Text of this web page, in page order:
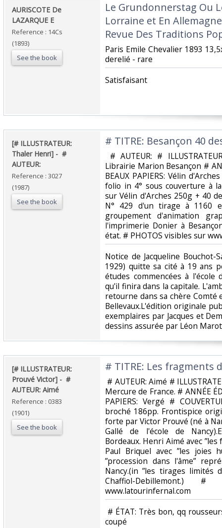
‎AURISCOTE De
LAZARQUE E‎
Reference : 14Cs
(1893)
See the book
‎Le Grundonnerstag Ou
Lorraine et En
Revue Des Traditions
‎Paris Emile Chevalier 1893
derelié - rare‎
‎Satisfaisant ‎
‎[# ILLUSTRATEUR:
Thaler Henri] - ‎ ‎#
AUTEUR: ‎
Reference : 3027
(1987)
See the book
‎# TITRE: Besançon 40
# AUTEUR: #
Librairie Marion Besançon #
BEAUX PAPIERS: Vélin
folio in 4° sous couverture à
sur Vélin d'Arches 250g + 40
N° 429 d'un tirage à 1160
groupement d'animation
l'imprimerie Donier à
état. # PHOTOS visibles sur
‎Notice de Jacqueline Bouchot-
1929) quitte sa cité à 19 ans
études commencées à l'école
qu'il finira dans la capitale.
retourne dans sa chère Comté
Bellevaux.L'édition originale
exemplaires par Jacques et
dessins assurée par Léon
‎[# ILLUSTRATEUR:
Prouvé Victor] - ‎ ‎#
AUTEUR: Aimé‎
Reference : 0383
(1901)
See the book
‎# TITRE: Les fragments
# AUTEUR: Aimé #
Mercure de France. # ANNÉE
PAPIERS: Vergé #
broché 186pp. Frontispice
forte par Victor Prouvé (né à
Gallé de l'école de
Bordeaux. Henri Aimé avec
Paul Briquel avec ”les joies
”procession dans l'âme”
Nancy.(in ”les tirages limités
Chaffiol-Debillemont.)
www.latourinfernal.com‎
# ÉTAT: Très bon, qq
coupé‎